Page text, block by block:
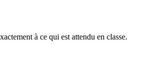
à ce qui est attendu en classe.